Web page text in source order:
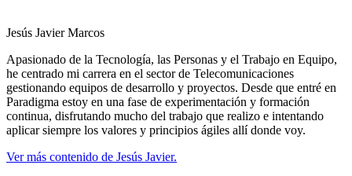
Jesús Javier Marcos
Apasionado de la Tecnología, las Personas y el Trabajo en Equipo,
he centrado mi carrera en el sector de Telecomunicaciones
gestionando equipos de desarrollo y proyectos. Desde que entré en
Paradigma estoy en una fase de experimentación y formación
continua, disfrutando mucho del trabajo que realizo e intentando
aplicar siempre los valores y principios ágiles allí donde voy.
Ver más contenido de Jesús Javier.